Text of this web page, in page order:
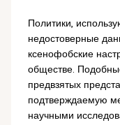
Политики,
недостоверные
ксенофобские
обществе.
предвзятых
подтверждаемую
научными